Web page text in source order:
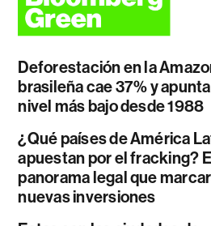
Deforestación en la
brasileña cae 37% y
nivel más bajo desde 1988
¿Qué países de América
apuestan por el fracking?
panorama legal que
nuevas inversiones